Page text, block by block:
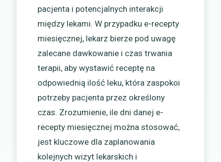
pacjenta i potencjalnych interakcji
między lekami. W przypadku e-recepty
miesięcznej, lekarz bierze pod uwagę
zalecane dawkowanie i czas trwania
terapii, aby wystawić receptę na
odpowiednią ilość leku, która zaspokoi
potrzeby pacjenta przez określony
czas. Zrozumienie, ile dni danej e-
recepty miesięcznej można stosować,
jest kluczowe dla zaplanowania
kolejnych wizyt lekarskich i